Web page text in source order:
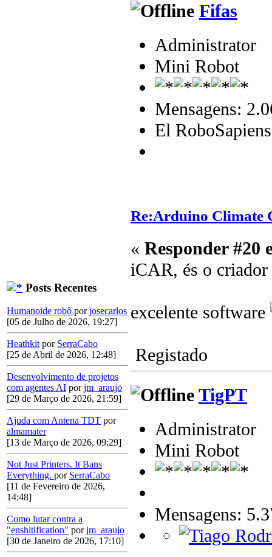
Posts Recentes
Humanoide robô porjosecarlos
[05 de Julho de 2026, 19:27]
Heathkit por SerraCabo
[25 de Abril de 2026, 12:48]
Desenvolvimento de projetos
com agentes AI porjm_araujo
[29 de Março de 2026, 21:59]
Ajuda com Antena TDT por
almamater
[13 de Março de 2026, 09:29]
Not Just Printers. It Bans
Everything. por SerraCabo
[11 de Fevereiro de 2026,
14:48]
Como lutar contra a
"enshitification" porjm_araujo
[30 de Janeiro de 2026, 17:10]
Fifas
Administrator
Mini Robot
Mensagens:
El RoboSapiens
Re:Arduino Climate
« Responder #20
iCAR, és o
excelente software
Registado
TigPT
Administrator
Mini Robot
Mensagens: